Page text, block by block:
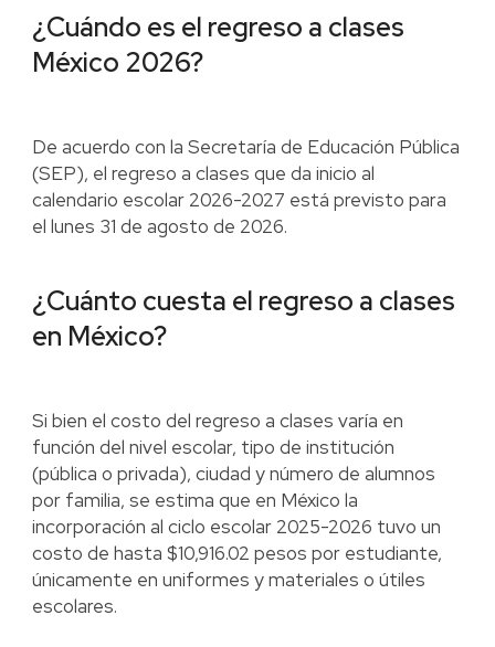
¿Cuándo es el regreso a clases
México 2026?
De acuerdo con la Secretaría de Educación Pública
(SEP), el regreso a clases que da inicio al
calendario escolar 2026-2027 está previsto para
el lunes 31 de agosto de 2026.
¿Cuánto cuesta el regreso a clases
en México?
Si bien el costo del regreso a clases varía en
función del nivel escolar, tipo de institución
(pública o privada), ciudad y número de alumnos
por familia, se estima que en México la
incorporación al ciclo escolar 2025-2026 tuvo un
costo de hasta $10,916.02 pesos por estudiante,
únicamente en uniformes y materiales o útiles
escolares.